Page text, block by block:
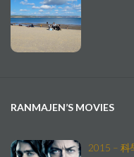
RANMAJEN’S MOVIES
2015 – 科